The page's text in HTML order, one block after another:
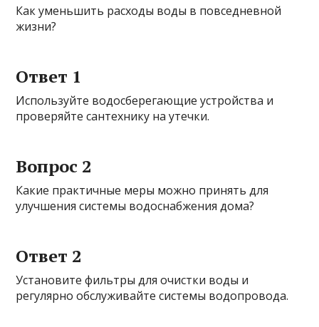
Как уменьшить расходы воды в повседневной
жизни?
Ответ 1
Используйте водосберегающие устройства и
проверяйте сантехнику на утечки.
Вопрос 2
Какие практичные меры можно принять для
улучшения системы водоснабжения дома?
Ответ 2
Установите фильтры для очистки воды и
регулярно обслуживайте системы водопровода.